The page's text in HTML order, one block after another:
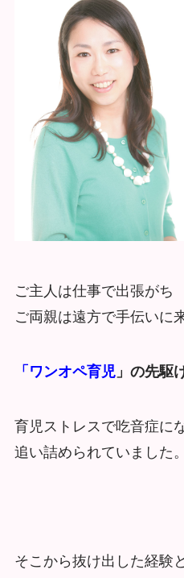
ご主人は仕事で出張がち
ご両親は遠方で手伝いに
「ワンオペ育児」の先駆
育児ストレスで吃音症に
追い詰められていました。
そこから抜け出した経験と